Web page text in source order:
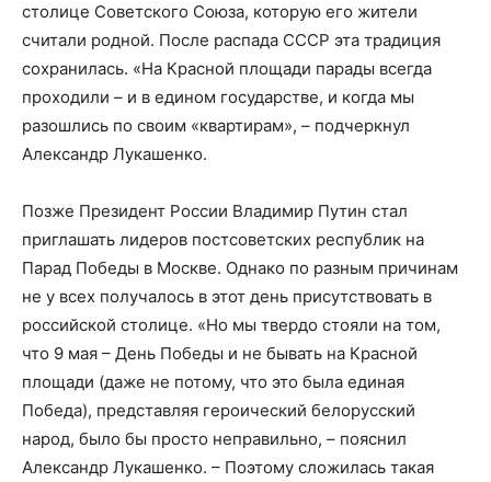
столице Советского Союза, которую его жители
считали родной. После распада СССР эта традиция
сохранилась. «На Красной площади парады всегда
проходили – и в едином государстве, и когда мы
разошлись по своим «квартирам», – подчеркнул
Александр Лукашенко.
Позже Президент России Владимир Путин стал
приглашать лидеров постсоветских республик на
Парад Победы в Москве. Однако по разным причинам
не у всех получалось в этот день присутствовать в
российской столице. «Но мы твердо стояли на том,
что 9 мая – День Победы и не бывать на Красной
площади (даже не потому, что это была единая
Победа), представляя героический белорусский
народ, было бы просто неправильно, – пояснил
Александр Лукашенко. – Поэтому сложилась такая